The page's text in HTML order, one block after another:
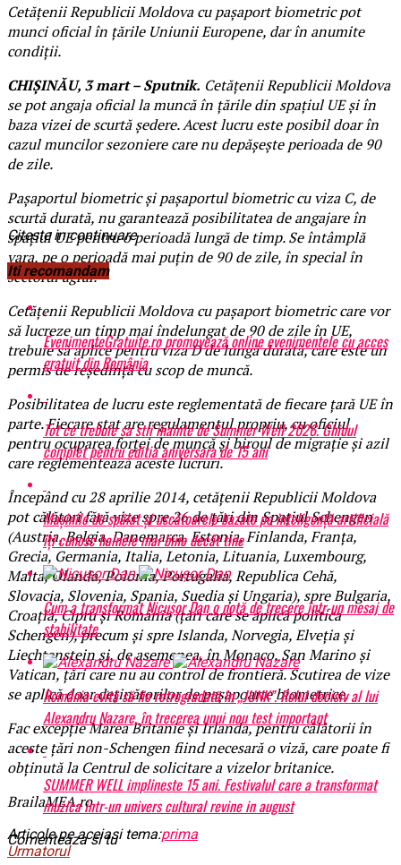
Cetățenii Republicii Moldova cu pașaport biometric pot
munci oficial în țările Uniunii Europene, dar în anumite
condiții.
CHIȘINĂU, 3 mart – Sputnik. Cetățenii Republicii Moldova
se pot angaja oficial la muncă în țările din spațiul UE și în
baza vizei de scurtă ședere. Acest lucru este posibil doar în
cazul muncilor sezoniere care nu depășește perioada de 90
de zile.
Pașaportul biometric și pașaportul biometric cu viza C, de
scurtă durată, nu garantează posibilitatea de angajare în
spațiul UE pentru o perioadă lungă de timp. Se întâmplă
vara, pe o perioadă mai puțin de 90 de zile, în special în
sectorul agrar.
Cetățenii Republicii Moldova cu pașaport biometric care vor
să lucreze un timp mai îndelungat de 90 de zile în UE,
trebuie să aplice pentru viza D de lungă durată, care este un
permis de reședință cu scop de muncă.
Posibilitatea de lucru este reglementată de fiecare țară UE în
parte. Fiecare stat are regulamentul propriu, cu oficiul
pentru ocuparea forței de muncă și biroul de migrație și azil
care reglementează aceste lucruri.
Începând cu 28 aprilie 2014, cetățenii Republicii Moldova
pot călători fără vize spre 26 de țări din Spațiul Schengen
(Austria, Belgia, Danemarca, Estonia, Finlanda, Franța,
Grecia, Germania, Italia, Letonia, Lituania, Luxembourg,
Malta, Olanda, Polonia, Portugalia, Republica Cehă,
Slovacia, Slovenia, Spania, Suedia și Ungaria), spre Bulgaria,
Croația, Cipru și România (țări care se aplică politica
Schengen), precum și spre Islanda, Norvegia, Elveția și
Liechtenstein și, de asemenea, în Monaco, San Marino și
Vatican, țări care nu au control de frontieră. Scutirea de vize
se aplică doar deținătorilor de pașapoarte biometrice.
Fac excepție Marea Britanie și Irlanda, pentru călătorii în
aceste țări non-Schengen fiind necesară o viză, care poate fi
obținută la Centrul de solicitare a vizelor britanice.
BrailaMEA.ro
Articole pe aceiasi tema:prima
Urmatorul
Citeste in continuare
Iti recomandam
EvenimenteGratuite.ro promovează online evenimentele cu acces
gratuit din România
Tot ce trebuie sa stii inainte de Summer Well 2026. Ghidul
complet pentru editia aniversara de 15 ani
Mașinile de spălat și uscătoarele bazate pe inteligență artificială
îți cunosc hainele mai bine decât tine
Cum a transformat Nicușor Dan o notă de trecere într-un mesaj de
stabilitate
România evită să fie retrogradată în „JUNK”. Rolul decisiv al lui
Alexandru Nazare, în trecerea unui nou test important
SUMMER WELL implineste 15 ani. Festivalul care a transformat
muzica intr-un univers cultural revine in august
Comenteaza si tu